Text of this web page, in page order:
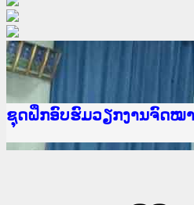
Ministry of Justice Lao
ເຜີຍແຜ່ວັບໄຊຈົດໝາຍເຫດ
ກະຊວງຍຸຕິທຳ
ຊຸດຝຶກອົບຮົມວຽກງານຈົດໝ
ກອງປະຊຸມທົບທວນຄືນການ
ຝຶກອົບຮົມ ຜູ່ປະສານງານວຽ
ຝຶກອົບຮົມ ຜູ່ປະສານງານວຽ
ເຜີຍແຜ່ແອັບກົດໝາຍລາວ ແ
ເຜີຍແຜ່ແອັບກົດໝາຍລາວ ແ
ຍົກລະດັບວຽກງານຈົດໝາຍ
ຊຸດຝຶກອົບຮົມວຽກງານຈົດໝ